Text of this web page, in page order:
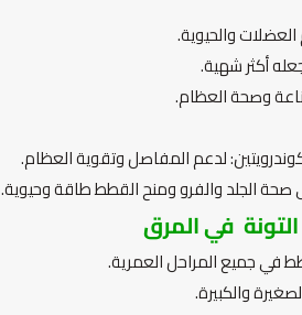
والحيوية.
أكثر شهية.
وصحة العظام.
لدعم المفاصل وتقوية العظام.
صحة الجلد والفرو ومنح القطط طاقة وحيوية.
في المرق
في جميع المراحل العمرية.
والكبيرة.